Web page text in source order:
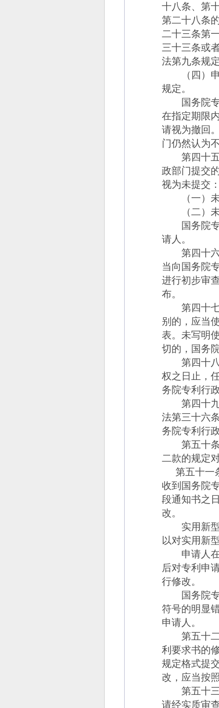
十八条、第
第二十八条
二十三条第
三十三条或
法第九条规
（四）申
规定。
国务院专
在指定期限
请视为撤回
门仍然认为
第四十
政部门提交
视为未提交
（一）未
（二）未
国务院专
请人。
第四十
当向国务院
进行初步审
布。
第四十
别的，应当
表。未写明
切的，国务
第四十
权之日止，
务院专利行
第四十
法第三十六
务院专利行
第五十
二款的规定
第五十一
收到国务院
段通知书之
改。
实用新型
以对实用新
申请人在
后对专利申
行修改。
国务院专
符号的明显
申请人。
第五十
利要求书的
规定格式提
改，应当按
第五十
请经实质审